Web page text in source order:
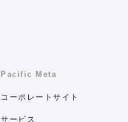
Pacific Meta
コーポレートサイト
サービス